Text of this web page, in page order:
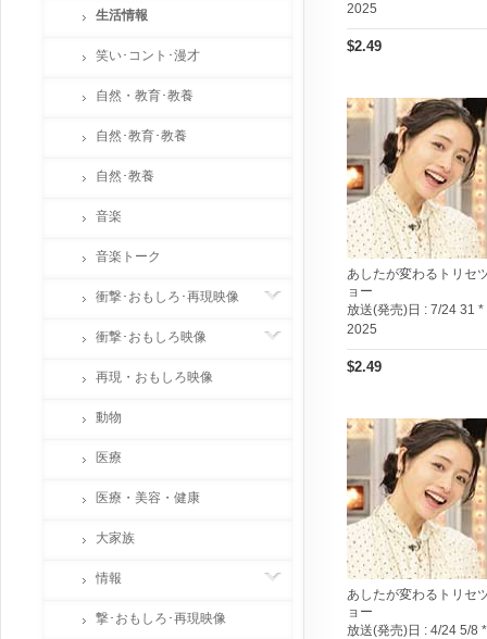
2025
$2.49
あしたが変わるトリセ
ョー
放送(発売)日 : 7/24 31 *
2025
$2.49
あしたが変わるトリセ
ョー
放送(発売)日 : 4/24 5/8 *
生活情報
笑い･コント･漫才
自然・教育･教養
自然･教育･教養
自然･教養
音楽
音楽トーク
衝撃･おもしろ･再現映像
衝撃･おもしろ映像
再現・おもしろ映像
動物
医療
医療・美容・健康
大家族
情報
撃･おもしろ･再現映像